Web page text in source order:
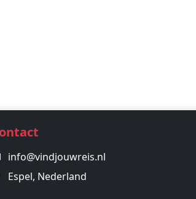
info@vindjouwreis.nl
Espel, Nederland